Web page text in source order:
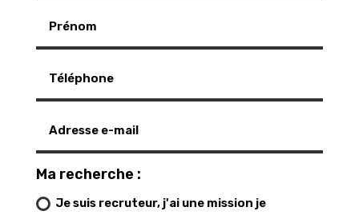
Ma recherche :
Je suis recruteur, j'ai une mission je